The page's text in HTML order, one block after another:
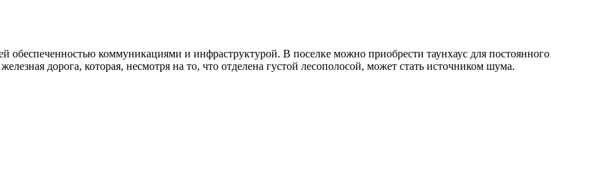
коммуникациями и инфраструктурой. В поселке можно приобрести таунхаус для постоянного
дорога, которая, несмотря на то, что отделена густой лесополосой, может стать источником шума.